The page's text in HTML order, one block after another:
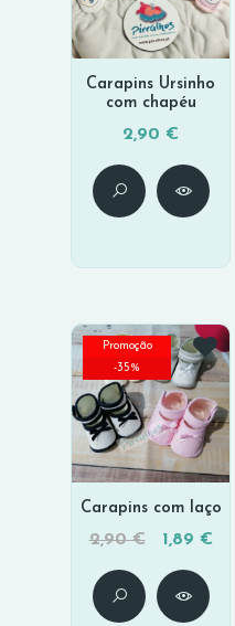
Carapins Ursinho
com chapéu
2,90 €
Promoção
-35%
Carapins com laço
2,90 € 1,89 €